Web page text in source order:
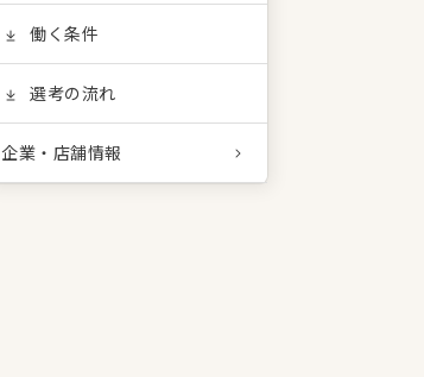
働く条件
選考の流れ
企業・店舗情報